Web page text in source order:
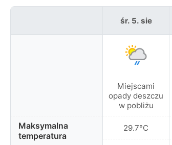
Maksymalna
temperatura
śr. 5. sie
Miejscami
opady deszczu
w pobliżu
29.7°C